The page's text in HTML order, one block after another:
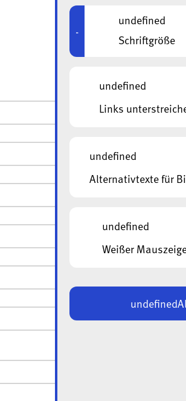
-
undefined
Schriftgröße
undefined
Links
undefined
Alternativtexte für
undefined
Weißer
undefined